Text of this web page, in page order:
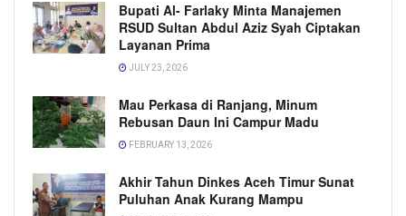
Bupati Al- Farlaky Minta Manajemen
RSUD Sultan Abdul Aziz Syah Ciptakan
Layanan Prima
JULY 23, 2026
Mau Perkasa di Ranjang, Minum
Rebusan Daun Ini Campur Madu
FEBRUARY 13, 2026
Akhir Tahun Dinkes Aceh Timur Sunat
Puluhan Anak Kurang Mampu